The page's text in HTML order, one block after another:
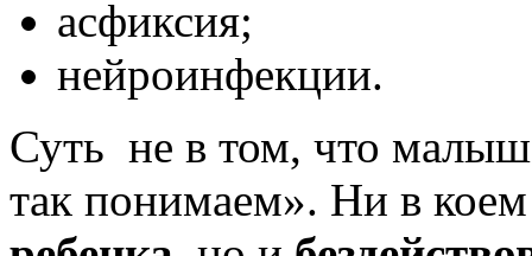
асфиксия;
нейроинфекции.
Суть не в том, что
так понимаем». Ни в коем